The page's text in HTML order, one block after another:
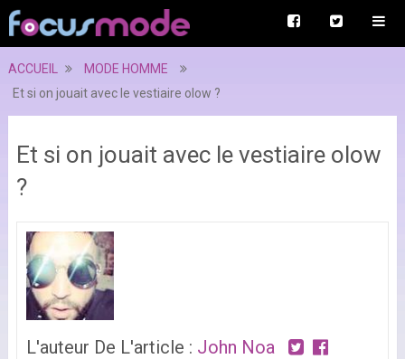
ACCUEIL
MODE HOMME
Et si on jouait avec le vestiaire olow ?
Et si on jouait avec le vestiaire olow
?
L'auteur De L'article : John Noa